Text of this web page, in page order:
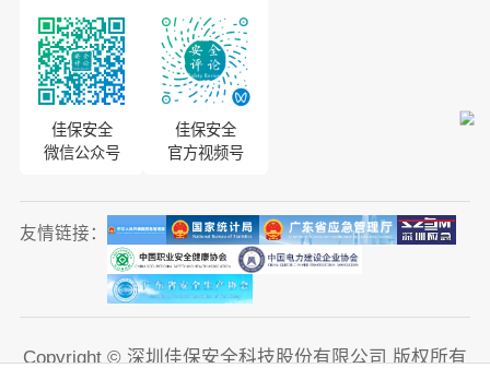
佳保安全
微信公众号
佳保安全
官方视频号
投资者关系
友情链接：
Copyright © 深圳佳保安全科技股份有限公司 版权所有